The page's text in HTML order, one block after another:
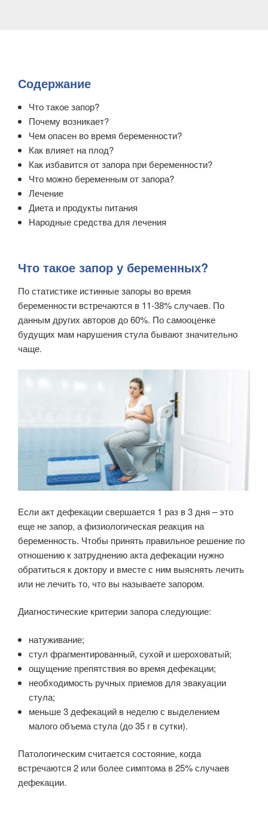
Содержание
Что такое запор?
Почему возникает?
Чем опасен во время беременности?
Как влияет на плод?
Как избавится от запора при беременности?
Что можно беременным от запора?
Лечение
Диета и продукты питания
Народные средства для лечения
Что такое запор у беременных?
По статистике истинные запоры во время
беременности встречаются в 11-38% случаев. По
данным других авторов до 60%. По самооценке
будущих мам нарушения стула бывают значительно
чаще.
Если акт дефекации свершается 1 раз в 3 дня – это
еще не запор, а физиологическая реакция на
беременность. Чтобы принять правильное решение по
отношению к затруднению акта дефекации нужно
обратиться к доктору и вместе с ним выяснять лечить
или не лечить то, что вы называете запором.
Диагностические критерии запора следующие:
натуживание;
стул фрагментированный, сухой и шероховатый;
ощущение препятствия во время дефекации;
необходимость ручных приемов для эвакуации
стула;
меньше 3 дефекаций в неделю с выделением
малого объема стула (до 35 г в сутки).
Патологическим считается состояние, когда
встречаются 2 или более симптома в 25% случаев
дефекации.